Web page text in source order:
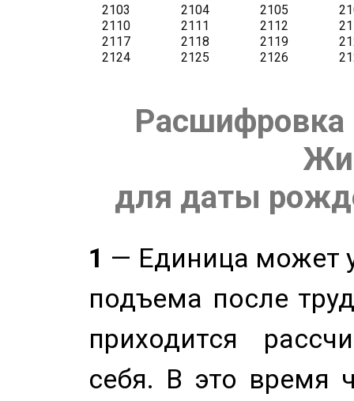
Расшифровка
для даты
1 — Единица может
подъема после
приходится
себя. В это время